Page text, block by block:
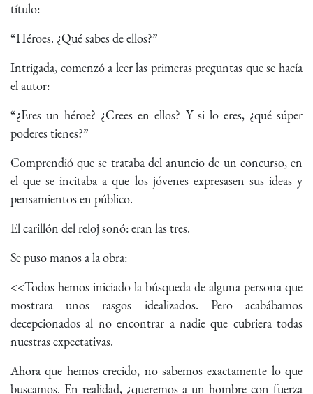
título:
“Héroes. ¿Qué sabes de ellos?”
Intrigada, comenzó a leer las primeras preguntas que se hacía
el autor:
“¿Eres un héroe? ¿Crees en ellos? Y si lo eres, ¿qué súper
poderes tienes?”
Comprendió que se trataba del anuncio de un concurso, en
el que se incitaba a que los jóvenes expresasen sus ideas y
pensamientos en público.
El carillón del reloj sonó: eran las tres.
Se puso manos a la obra:
<<Todos hemos iniciado la búsqueda de alguna persona que
mostrara unos rasgos idealizados. Pero acabábamos
decepcionados al no encontrar a nadie que cubriera todas
nuestras expectativas.
Ahora que hemos crecido, no sabemos exactamente lo que
buscamos. En realidad, ¿queremos a un hombre con fuerza